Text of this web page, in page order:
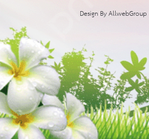
Design ByAllwebGroup